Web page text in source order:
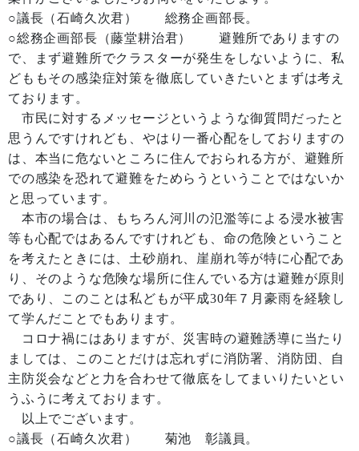
○議長（石崎久次君） 総務企画部長。
○総務企画部長（藤堂耕治君） 避難所でありますの
で、まず避難所でクラスターが発生をしないように、私
どももその感染症対策を徹底していきたいとまずは考え
ております。
市民に対するメッセージというような御質問だったと
思うんですけれども、やはり一番心配をしておりますの
は、本当に危ないところに住んでおられる方が、避難所
での感染を恐れて避難をためらうということではないか
と思っています。
本市の場合は、もちろん河川の氾濫等による浸水被害
等も心配ではあるんですけれども、命の危険ということ
を考えたときには、土砂崩れ、崖崩れ等が特に心配であ
り、そのような危険な場所に住んでいる方は避難が原則
であり、このことは私どもが平成30年７月豪雨を経験し
て学んだことでもあります。
コロナ禍にはありますが、災害時の避難誘導に当たり
ましては、このことだけは忘れずに消防署、消防団、自
主防災会などと力を合わせて徹底をしてまいりたいとい
うふうに考えております。
以上でございます。
○議長（石崎久次君） 菊池 彰議員。